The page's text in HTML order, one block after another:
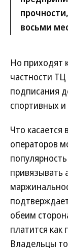
восьми
Но приходят
частности
подписания
спортивных и
Что
операторов
привязывать
обеим
платится как
Владельцы